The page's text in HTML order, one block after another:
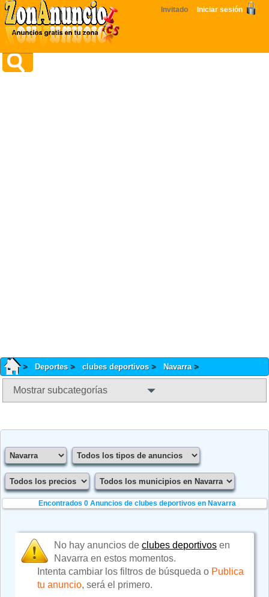
Invitado Iniciar sesión
Deportes clubes deportivos Navarra
Mostrar subcategorías
Encontrados 0 Anuncios de clubes deportivos en Navarra
No hay anuncios declubes deportivos en
Navarra en estos momentos.
Intenta cambiar los filtros de búsqueda o Publica
tu anuncio, será el primero.